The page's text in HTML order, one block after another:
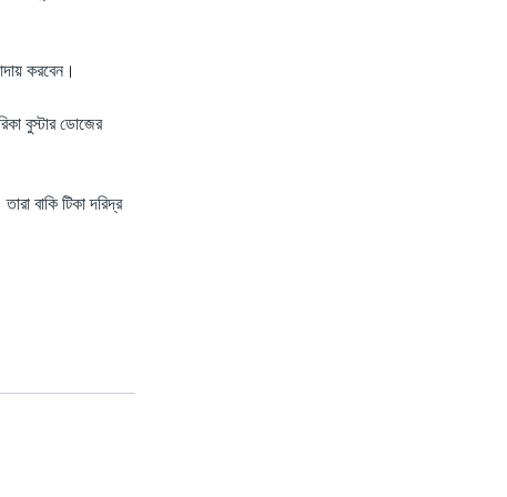
করবেন।
বুস্টার ডোজের
বাকি টিকা দরিদ্র